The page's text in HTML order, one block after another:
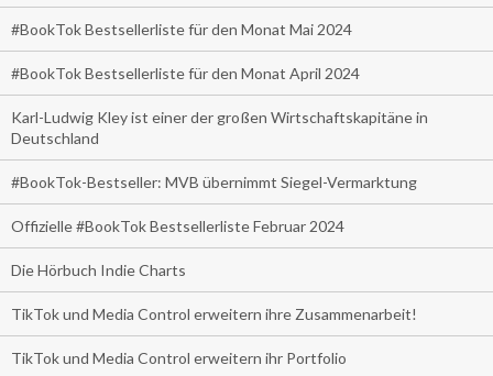
#BookTok Bestsellerliste für den Monat Mai 2024
#BookTok Bestsellerliste für den Monat April 2024
Karl-Ludwig Kley ist einer der großen Wirtschaftskapitäne in
Deutschland
#BookTok-Bestseller: MVB übernimmt Siegel-Vermarktung
Offizielle #BookTok Bestsellerliste Februar 2024
Die Hörbuch Indie Charts
TikTok und Media Control erweitern ihre Zusammenarbeit!
TikTok und Media Control erweitern ihr Portfolio